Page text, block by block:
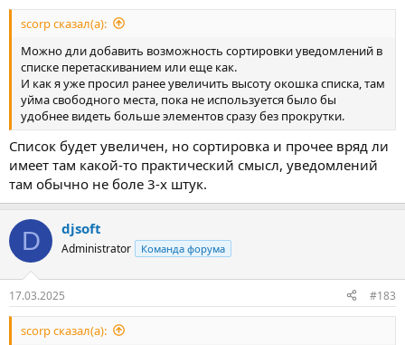
scorp сказал(а):
Можно дли добавить возможность сортировки уведомлений в
списке перетаскиванием или еще как.
И как я уже просил ранее увеличить высоту окошка списка, там
уйма свободного места, пока не используется было бы
удобнее видеть больше элементов сразу без прокрутки.
Список будет увеличен, но сортировка и прочее вряд ли
имеет там какой-то практический смысл, уведомлений
там обычно не боле 3-х штук.
D djsoft
Administrator Команда форума
17.03.2025 #183
scorp сказал(а):